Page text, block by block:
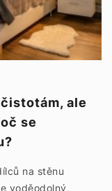
ale
se
na stěnu
voděodolný,